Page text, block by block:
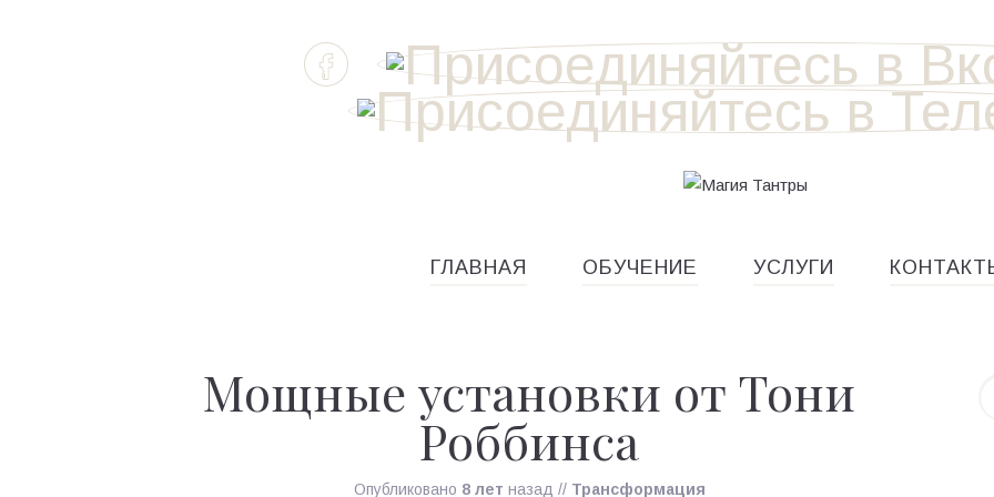
ГЛАВНАЯ ОБУЧЕНИЕ УСЛУГИ
Мощные установки от Тони
Роббинса
Опубликовано 8 лет назад // Трансформация